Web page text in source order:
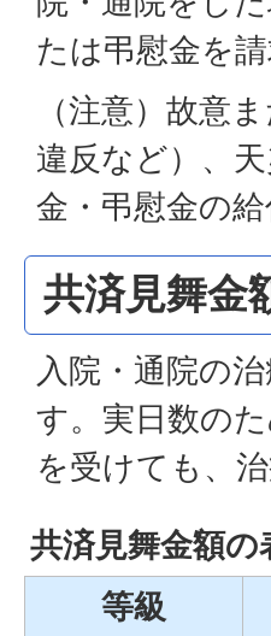
たは弔慰金を請
（注意）故意
違反など）、
金・弔慰金の
共済見舞金
入院・通院の
す。実日数の
を受けても、
共済見舞金額の
等級